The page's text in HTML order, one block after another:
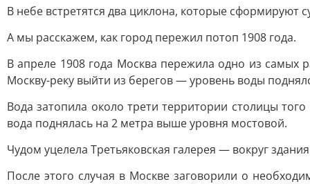
В небе встретятся два циклона, которые сформируют
А мы расскажем, как город пережил потоп 1908 года.
В апреле 1908 года Москва пережила одно из самых
Москву-реку выйти из берегов — уровень воды
Вода затопила около трети территории столицы
вода поднялась на 2 метра выше уровня мостовой.
Чудом уцелела Третьяковская галерея — вокруг
После этого случая в Москве заговорили о